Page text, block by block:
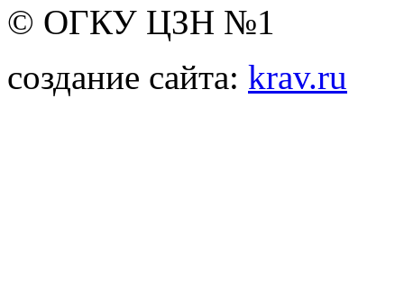
© ОГКУ ЦЗН №1
создание сайта: krav.ru